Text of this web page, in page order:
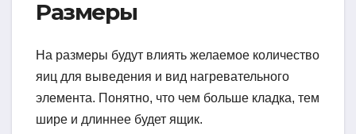
Размеры
На размеры будут влиять желаемое количество
яиц для выведения и вид нагревательного
элемента. Понятно, что чем больше кладка, тем
шире и длиннее будет ящик.